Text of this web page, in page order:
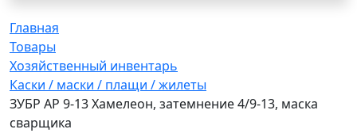
Главная
Товары
Хозяйственный инвентарь
Каски / маски / плащи / жилеты
ЗУБР АР 9-13 Хамелеон, затемнение 4/9-13, маска
сварщика